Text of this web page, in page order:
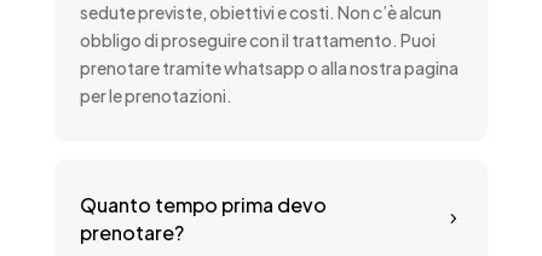
sedute previste, obiettivi e costi. Non c’è alcun
obbligo di proseguire con il trattamento. Puoi
prenotare tramite whatsapp o alla nostra pagina
per le prenotazioni.
5
Quanto tempo prima devo
prenotare?